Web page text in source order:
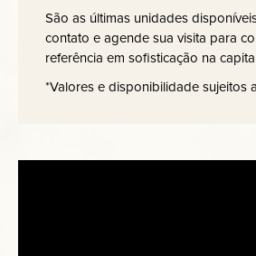
São as últimas unidades
contato e agende sua visita para
referência em sofisticação na
*Valores e disponibilidade sujeitos